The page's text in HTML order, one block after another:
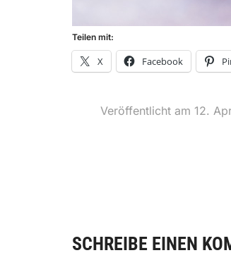
Teilen mit:
X Facebook
Veröffentlicht am 12.
SCHREIBE EINEN